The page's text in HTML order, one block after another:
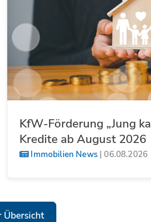
KfW-Förderung „Jung
Kredite ab August 2026
Immobilien News| 06.08.2026
Übersicht